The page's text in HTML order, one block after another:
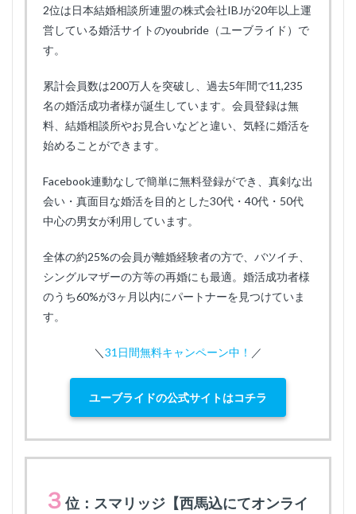
2位は日本結婚相談所連盟の株式会社IBJが20年以上運
営している婚活サイトのyoubride（ユーブライド）で
す。
累計会員数は200万人を突破し、過去5年間で11,235
名の婚活成功者様が誕生しています。会員登録は無
料、結婚相談所やお見合いなどと違い、気軽に婚活を
始めることができます。
Facebook連動なしで簡単に無料登録ができ、真剣な出
会い・真面目な婚活を目的とした30代・40代・50代
中心の男女が利用しています。
全体の約25%の会員が離婚経験者の方で、バツイチ、
シングルマザーの方等の再婚にも最適。婚活成功者様
のうち60%が3ヶ月以内にパートナーを見つけていま
す。
＼ 31日間無料キャンペーン中！ ／
ユーブライドの公式サイトはコチラ
３ 位：スマリッジ【西馬込にてオンライ